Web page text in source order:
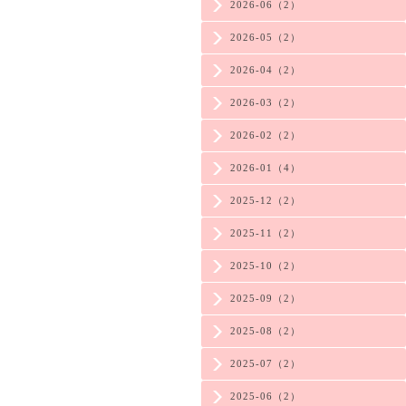
2026-06（2）
2026-05（2）
2026-04（2）
2026-03（2）
2026-02（2）
2026-01（4）
2025-12（2）
2025-11（2）
2025-10（2）
2025-09（2）
2025-08（2）
2025-07（2）
2025-06（2）